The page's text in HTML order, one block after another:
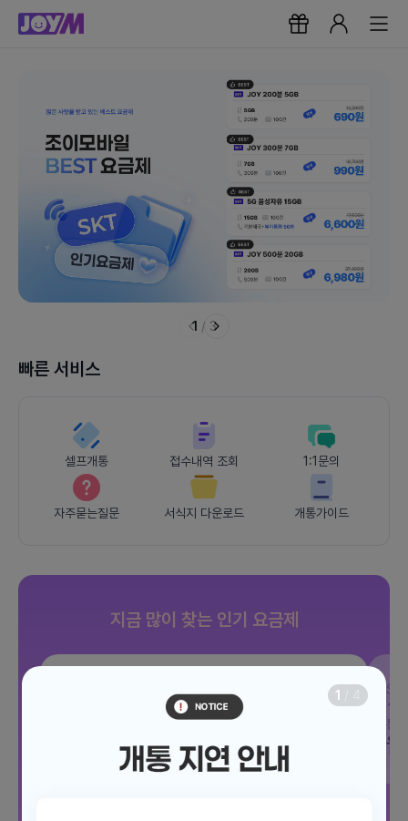
1 / 3
빠른 서비스
셀프개통 접수내역 조회 1:1문의
자주묻는질문 서식지 다운로드 개통가이드
지금 많이 찾는 인기 요금제
조이 음성자유 7GB
문자 100건
월 3,300원/ 평생할인
통
1